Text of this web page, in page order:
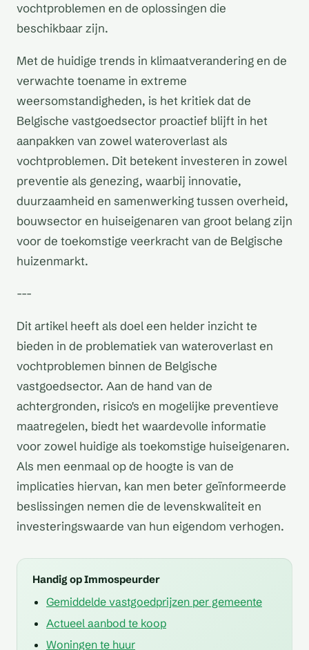
vochtproblemen en de oplossingen die
beschikbaar zijn.
Met de huidige trends in klimaatverandering en de
verwachte toename in extreme
weersomstandigheden, is het kritiek dat de
Belgische vastgoedsector proactief blijft in het
aanpakken van zowel wateroverlast als
vochtproblemen. Dit betekent investeren in zowel
preventie als genezing, waarbij innovatie,
duurzaamheid en samenwerking tussen overheid,
bouwsector en huiseigenaren van groot belang zijn
voor de toekomstige veerkracht van de Belgische
huizenmarkt.
---
Dit artikel heeft als doel een helder inzicht te
bieden in de problematiek van wateroverlast en
vochtproblemen binnen de Belgische
vastgoedsector. Aan de hand van de
achtergronden, risico's en mogelijke preventieve
maatregelen, biedt het waardevolle informatie
voor zowel huidige als toekomstige huiseigenaren.
Als men eenmaal op de hoogte is van de
implicaties hiervan, kan men beter geïnformeerde
beslissingen nemen die de levenskwaliteit en
investeringswaarde van hun eigendom verhogen.
Handig op Immospeurder
Gemiddelde vastgoedprijzen per gemeente
Actueel aanbod te koop
Woningen te huur